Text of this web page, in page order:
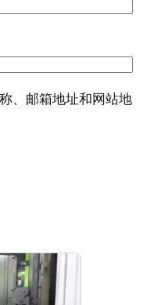
、邮箱地址和网站地